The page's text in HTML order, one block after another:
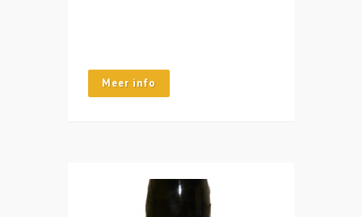
Meer info